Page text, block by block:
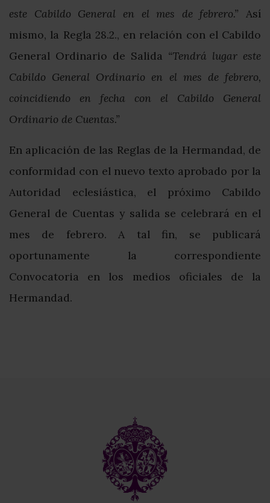
este Cabildo General en el mes de febrero.” Así
mismo, la Regla 28.2., en relación con el Cabildo
General Ordinario de Salida “Tendrá lugar este
Cabildo General Ordinario en el mes de febrero,
coincidiendo en fecha con el Cabildo General
Ordinario de Cuentas.”
En aplicación de las Reglas de la Hermandad, de
conformidad con el nuevo texto aprobado por la
Autoridad eclesiástica, el próximo Cabildo
General de Cuentas y salida se celebrará en el
mes de febrero. A tal fin, se publicará
oportunamente la correspondiente
Convocatoria en los medios oficiales de la
Hermandad.